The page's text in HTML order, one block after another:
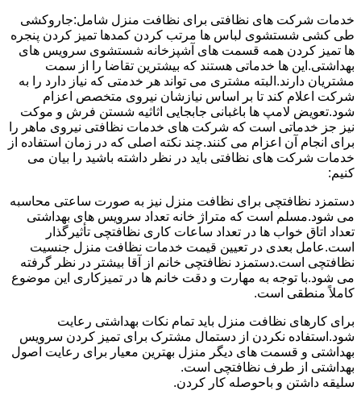
خدمات شرکت های نظافتی برای نظافت منزل شامل:جاروکشی
طی کشی شستشوی لباس ها مرتب کردن کمدها تمیز کردن پنجره
ها تمیز کردن همه قسمت های آشپزخانه شستشوی سرویس های
بهداشتی.این ها خدماتی هستند که بیشترین تقاضا را از سمت
مشتریان دارند.البته مشتری می تواند هر خدمتی که نیاز دارد را به
شرکت اعلام کند تا بر اساس نیازشان نیروی متخصص اعزام
شود.تعویض لامپ ها باغبانی جابجایی اثاثیه شستن فرش و موکت
نیز جز خدماتی است که شرکت های خدمات نظافتی نیروی ماهر را
برای انجام آن اعزام می کنند.چند نکته اصلی که در زمان استفاده از
خدمات شرکت های نظافتی باید در نظر داشته باشید را بیان می
کنیم:
دستمزد نظافتچی برای نظافت منزل نیز به صورت ساعتی محاسبه
می شود.مسلم است که متراژ خانه تعداد سرویس های بهداشتی
تعداد اتاق خواب ها در تعداد ساعات کاری نظافتچی تأثیرگذار
است.عامل بعدی در تعیین قیمت خدمات نظافت منزل جنسیت
نظافتچی است.دستمزد نظافتچی خانم از آقا بیشتر در نظر گرفته
می شود.با توجه به مهارت و دقت خانم ها در تمیزکاری این موضوع
کاملاً منطقی است.
برای کارهای نظافت منزل باید تمام نکات بهداشتی رعایت
شود.استفاده نکردن از دستمال مشترک برای تمیز کردن سرویس
بهداشتی و قسمت های دیگر منزل بهترین معیار برای رعایت اصول
بهداشتی از طرف نظافتچی است.
سلیقه داشتن و باحوصله کار کردن.